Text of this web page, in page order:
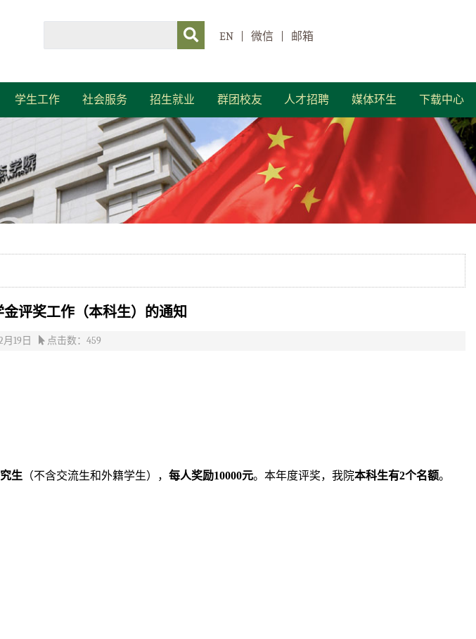
EN 微信 邮箱
学生工作 社会服务 招生就业 群团校友 人才招聘 媒体环生 下载中心
评奖工作（本科生）的通知
19日 点击数： 459
生 （不含交流生和外籍学生）， 每人奖励10000元。本年度评奖，我院本科生有2个名额。